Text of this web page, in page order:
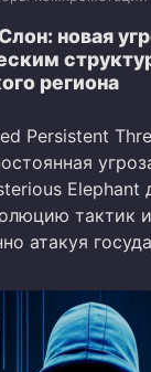
новая
региона
Persistent
Elephant
тактик
атакуя